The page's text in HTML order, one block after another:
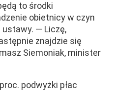
to środki
obietnicy w czyn
— Liczę,
znajdzie się
Siemoniak, minister
podwyżki płac